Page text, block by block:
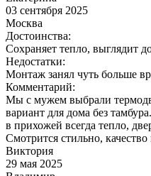
03 сентября 2025
Москва
Достоинства:
Сохраняет тепло, выглядит
Недостатки:
Монтаж занял чуть больше
Комментарий:
Мы с мужем выбрали
вариант для дома без
в прихожей всегда тепло,
Смотрится стильно,
Виктория
29 мая 2025